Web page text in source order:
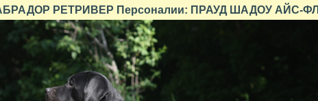
РЕТРИВЕР Персоналии: ПРАУД ШАДОУ АЙС-